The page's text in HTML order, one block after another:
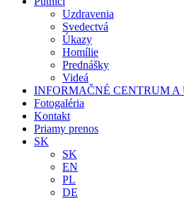
Uzdravenia
Svedectvá
Úkazy
Homílie
Prednášky
Videá
INFORMAČNÉ CENTRUM
Fotogaléria
Kontakt
Priamy prenos
SK
SK
EN
PL
DE